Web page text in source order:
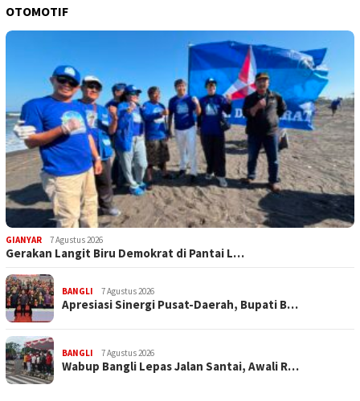
OTOMOTIF
GIANYAR 7 Agustus 2026
Gerakan Langit Biru Demokrat di Pantai L…
BANGLI 7 Agustus 2026
Apresiasi Sinergi Pusat-Daerah, Bupati B…
BANGLI 7 Agustus 2026
Wabup Bangli Lepas Jalan Santai, Awali R…